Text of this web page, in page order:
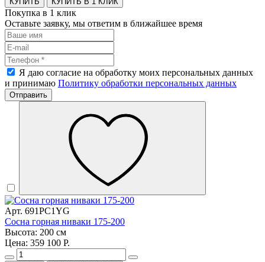
Покупка в 1 клик
Оставьте заявку, мы ответим в ближайшее время
Я даю согласие на обработку моих персональных данных
и принимаю Политику обработки персональных данных
Отправить
Арт. 691PC1YG
Сосна горная ниваки 175-200
Высота: 200 см
Цена: 359 100 Р.